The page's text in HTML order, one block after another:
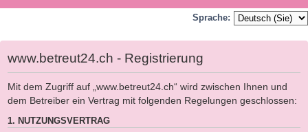
Sprache:
www.betreut24.ch - Registrierung
Mit dem Zugriff auf „www.betreut24.ch“ wird zwischen Ihnen und
dem Betreiber ein Vertrag mit folgenden Regelungen geschlossen:
1. NUTZUNGSVERTRAG